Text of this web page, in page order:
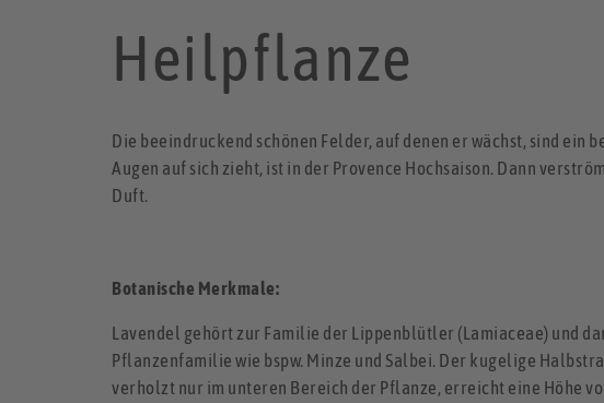
Heilpflanze
Die beeindruckend schönen Felder, auf denen er wächst, sind
Augen auf sich zieht, ist in der Provence Hochsaison. Dann
Duft.
Botanische Merkmale:
Lavendel gehört zur Familie der Lippenblütler (Lamiaceae) und
Pflanzenfamilie wie bspw. Minze und Salbei. Der kugelige
verholzt nur im unteren Bereich der Pflanze, erreicht eine Höhe